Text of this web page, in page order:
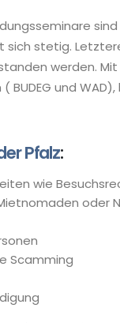
stetig.
werden.
BUDEG und
Pfalz:
wie
Scamming